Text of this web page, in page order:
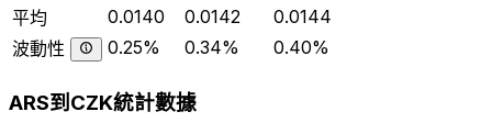
平均
0.0140 0.0142
0.0144
波動性
0.25% 0.34% 0.40%
ARS到CZK統計數據